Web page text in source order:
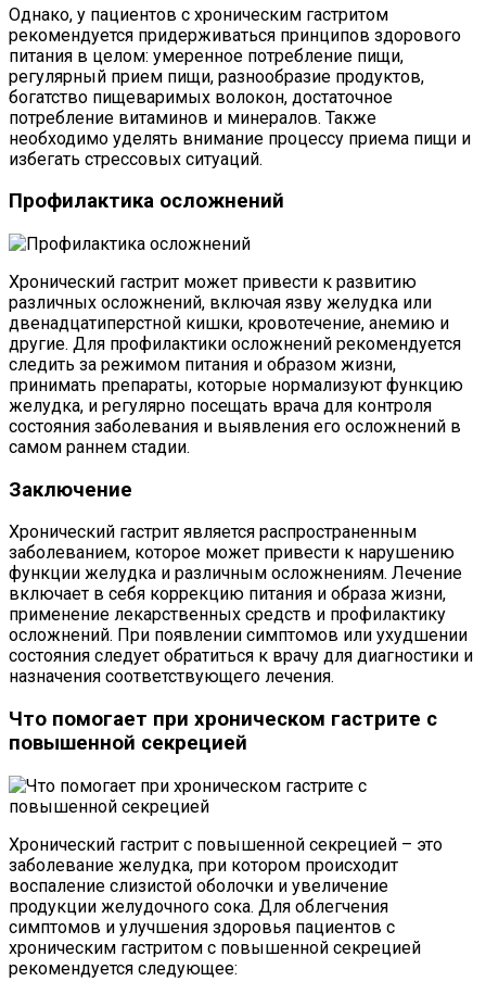
Однако, у пациентов с хроническим гастритом
рекомендуется придерживаться принципов здорового
питания в целом: умеренное потребление пищи,
регулярный прием пищи, разнообразие продуктов,
богатство пищеваримых волокон, достаточное
потребление витаминов и минералов. Также
необходимо уделять внимание процессу приема пищи и
избегать стрессовых ситуаций.
Профилактика осложнений
Хронический гастрит может привести к развитию
различных осложнений, включая язву желудка или
двенадцатиперстной кишки, кровотечение, анемию и
другие. Для профилактики осложнений рекомендуется
следить за режимом питания и образом жизни,
принимать препараты, которые нормализуют функцию
желудка, и регулярно посещать врача для контроля
состояния заболевания и выявления его осложнений в
самом раннем стадии.
Заключение
Хронический гастрит является распространенным
заболеванием, которое может привести к нарушению
функции желудка и различным осложнениям. Лечение
включает в себя коррекцию питания и образа жизни,
применение лекарственных средств и профилактику
осложнений. При появлении симптомов или ухудшении
состояния следует обратиться к врачу для диагностики и
назначения соответствующего лечения.
Что помогает при хроническом гастрите с
повышенной секрецией
Хронический гастрит с повышенной секрецией – это
заболевание желудка, при котором происходит
воспаление слизистой оболочки и увеличение
продукции желудочного сока. Для облегчения
симптомов и улучшения здоровья пациентов с
хроническим гастритом с повышенной секрецией
рекомендуется следующее: